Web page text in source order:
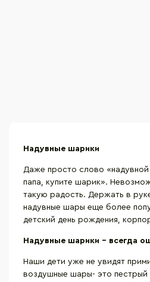
Надувные шарики
Даже просто слово
папа, купите шарик».
такую радость. Держать в
надувные шары еще более
детский день рождения,
Надувные шарики – всегда
Наши дети уже не увидят
воздушные шары- это пестрый